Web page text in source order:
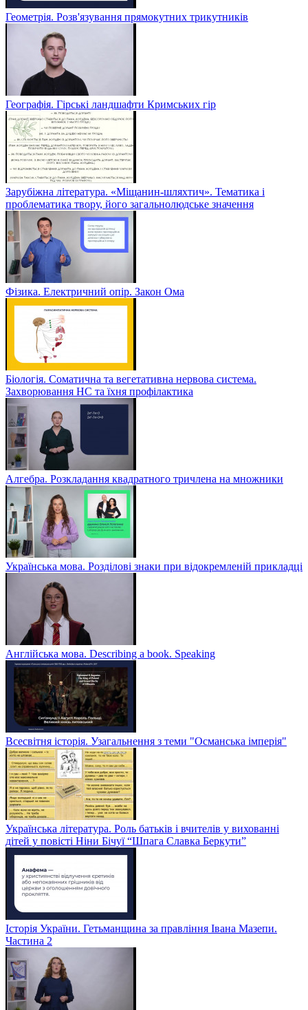
Геометрія. Розв'язування прямокутних трикутників
Географія. Гірські ландшафти Кримських гір
Зарубіжна література. «Міщанин-шляхтич». Тематика і
проблематика твору, його загальнолюдське значення
Фізика. Електричний опір. Закон Ома
Біологія. Соматична та вегетативна нервова система.
Захворювання НС та їхня профілактика
Алгебра. Розкладання квадратного тричлена на множники
Українська мова. Розділові знаки при відокремленій прикладці
Англійська мова. Describing a book. Speaking
Всесвітня історія. Узагальнення з теми "Османська імперія"
Українська література. Роль батьків і вчителів у вихованні
дітей у повісті Ніни Бічуї “Шпага Славка Беркути”
Історія України. Гетьманщина за правління Івана Мазепи.
Частина 2